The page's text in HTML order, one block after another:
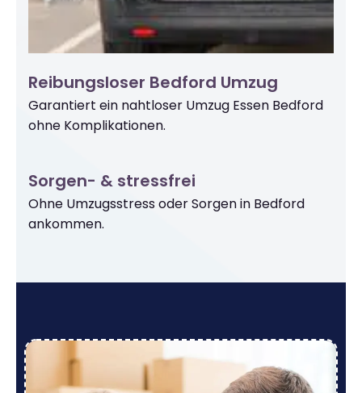
Reibungsloser Bedford Umzug
Garantiert ein nahtloser Umzug Essen Bedford
ohne Komplikationen.
Sorgen- & stressfrei
Ohne Umzugsstress oder Sorgen in Bedford
ankommen.